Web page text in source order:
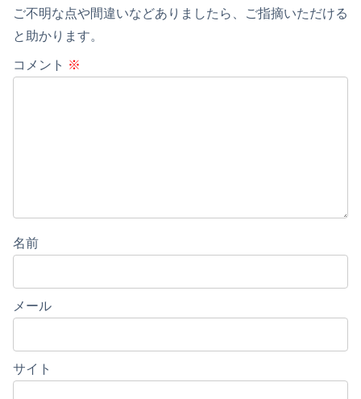
ご不明な点や間違いなどありましたら、ご指摘いただける
と助かります。
コメント ※
名前
メール
サイト